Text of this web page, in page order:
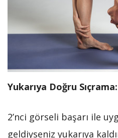
Yukarıya Doğru
2’nci görseli başarı ile
geldiyseniz yukarıya